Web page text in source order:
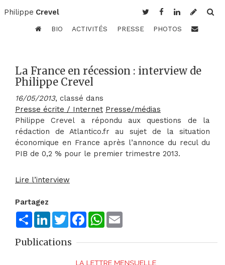
Philippe Crevel
BIO ACTIVITÉS PRESSE PHOTOS
La France en récession : interview de
Philippe Crevel
16/05/2013, classé dans
Presse écrite / Internet Presse/médias
Philippe Crevel a répondu aux questions de la
rédaction de Atlantico.fr au sujet de la situation
économique en France après l’annonce du recul du
PIB de 0,2 % pour le premier trimestre 2013.
Lire l’interview
Partagez
ShareLinkedInTwitterFacebookWhatsApp
Publications